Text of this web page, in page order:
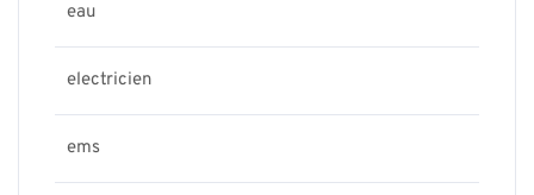
eau
electricien
ems